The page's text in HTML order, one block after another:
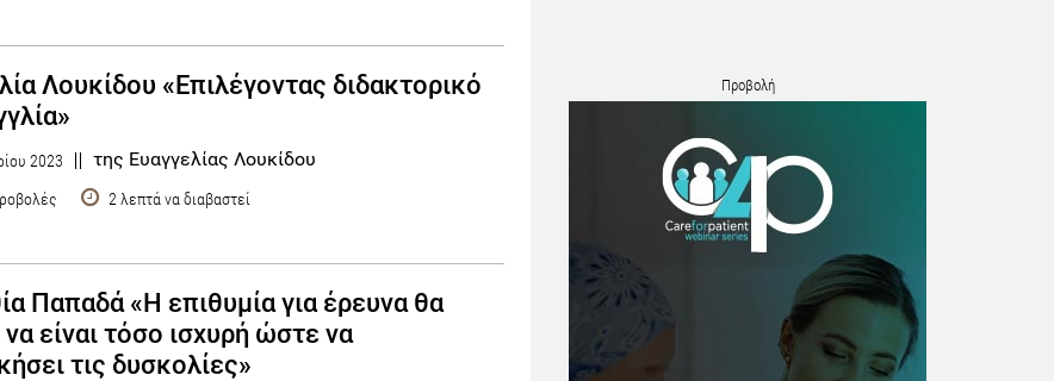
Λουκίδου «Επιλέγοντας διδακτορικό
2023 της Ευαγγελίας Λουκίδου
2 λεπτά να διαβαστεί
Παπαδά «Η επιθυμία για έρευνα θα
είναι τόσο ισχυρή ώστε να
τις δυσκολίες»
Προβολή